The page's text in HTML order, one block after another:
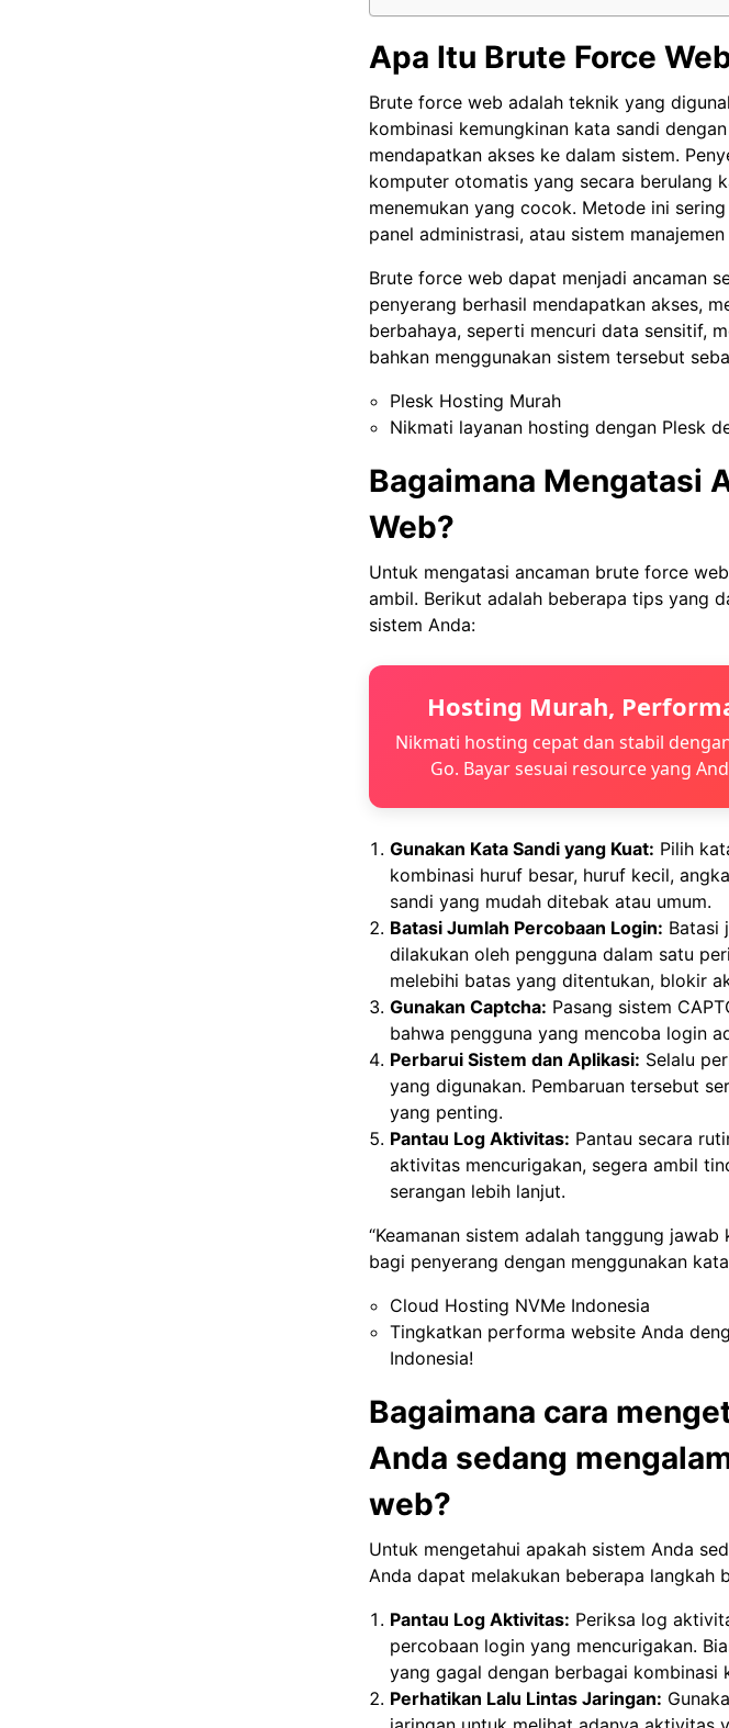
Apa Itu Brute Force
Brute force web adalah teknik yang
kombinasi kemungkinan kata sandi
mendapatkan akses ke dalam sistem.
komputer otomatis yang secara berulang
menemukan yang cocok. Metode ini
panel administrasi, atau sistem
Brute force web dapat menjadi ancaman
penyerang berhasil mendapatkan akses,
berbahaya, seperti mencuri data sensitif,
bahkan menggunakan sistem tersebut
Plesk Hosting Murah
Nikmati layanan hosting dengan Plesk
Bagaimana Mengatasi
Web?
Untuk mengatasi ancaman brute force
ambil. Berikut adalah beberapa tips yang
sistem Anda:
Hosting Murah,
Nikmati hosting cepat dan stabil
Go. Bayar sesuai resource yang
Gunakan Kata Sandi yang Kuat: Pilih
kombinasi huruf besar, huruf kecil,
sandi yang mudah ditebak atau umum.
Batasi Jumlah Percobaan Login: Batasi
dilakukan oleh pengguna dalam satu
melebihi batas yang ditentukan, blokir
Gunakan Captcha: Pasang sistem
bahwa pengguna yang mencoba login
Perbarui Sistem dan Aplikasi: Selalu
yang digunakan. Pembaruan tersebut
yang penting.
Pantau Log Aktivitas: Pantau secara
aktivitas mencurigakan, segera ambil
serangan lebih lanjut.
“Keamanan sistem adalah tanggung
bagi penyerang dengan menggunakan
Cloud Hosting NVMe Indonesia
Tingkatkan performa website Anda
Indonesia!
Bagaimana cara
Anda sedang
web?
Untuk mengetahui apakah sistem Anda
Anda dapat melakukan beberapa langkah
Pantau Log Aktivitas: Periksa log
percobaan login yang mencurigakan.
yang gagal dengan berbagai kombinasi
Perhatikan Lalu Lintas Jaringan: